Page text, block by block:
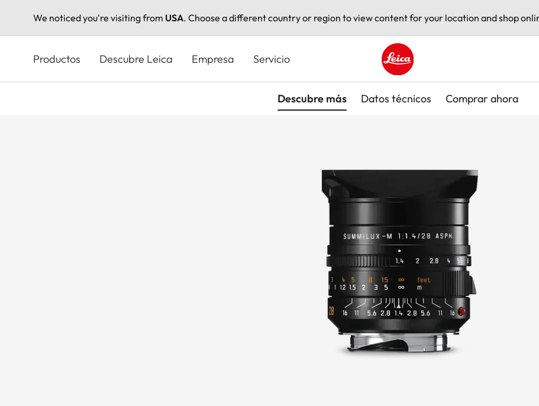
We noticed you're visiting from USA. Choose a different country or region to view content for your location and shop
principal
Productos Descubre Leica Empresa Servicio
Leica logo - Home
Descubre más Datos técnicos Comprar ahora